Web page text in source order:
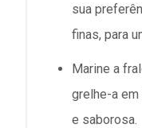
sua
finas, para
Marine a
grelhe-a
e saborosa.